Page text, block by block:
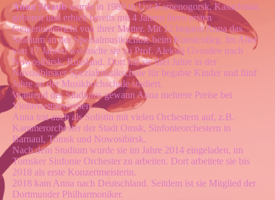
Anna Straubwurde in 1989 in Ust-Kamenogorsk, Kasachstan,
geboren und erhielt bereits mit 4 Jahren ihren ersten
Geigenunterricht von ihrer Mutter. Mit 12 begann Anna das
Studium an der Spezialmusikschule beim Kunstcolleg. Im Alter
von 17 Jahren wechselte sie zu Prof. Aleksej Gvosdev nach
Nowosibirsk, Russland. Dort hat sie drei Jahre in der
Novosibirsker Spezialmusikschule für begabte Kinder und fünf
Jahre an der Musikhochschule studiert.
Während des Studiums gewann Anna mehrere Preise bei
Violinwettbewerben.
Anna trat auch als Solistin mit vielen Orchestern auf, z.B.
Kammerorchester der Stadt Omsk, Sinfonieorchestern in
Barnaul, Tomsk und Nowosibirsk.
Nach dem Studium wurde sie im Jahre 2014 eingeladen, im
Tomsker Sinfonie Orchester zu arbeiten. Dort arbeitete sie bis
2018 als erste Konzertmeisterin.
2018 kam Anna nach Deutschland. Seitdem ist sie Mitglied der
Dortmunder Philharmoniker.